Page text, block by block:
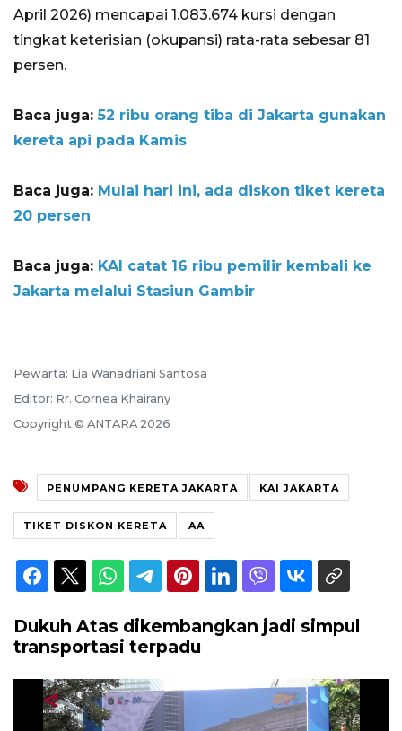
April 2026) mencapai 1.083.674 kursi dengan
tingkat keterisian (okupansi) rata-rata sebesar 81
persen.
Baca juga:52 ribu orang tiba di Jakarta gunakan
kereta api pada Kamis
Baca juga: Mulai hari ini, ada diskon tiket kereta
20 persen
Baca juga: KAI catat 16 ribu pemilir kembali ke
Jakarta melalui Stasiun Gambir
Pewarta: Lia Wanadriani Santosa
Editor: Rr. Cornea Khairany
Copyright © ANTARA 2026
PENUMPANG KERETA JAKARTA KAI JAKARTA
TIKET DISKON KERETA AA
Dukuh Atas dikembangkan jadi simpul
transportasi terpadu